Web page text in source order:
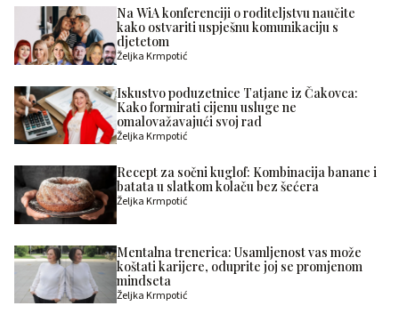
Na WiA konferenciji o roditeljstvu naučite
kako ostvariti uspješnu komunikaciju s
djetetom
Željka Krmpotić
Iskustvo poduzetnice Tatjane iz Čakovca:
Kako formirati cijenu usluge ne
omalovažavajući svoj rad
Željka Krmpotić
Recept za sočni kuglof: Kombinacija banane i
batata u slatkom kolaču bez šećera
Željka Krmpotić
Mentalna trenerica: Usamljenost vas može
koštati karijere, oduprite joj se promjenom
mindseta
Željka Krmpotić